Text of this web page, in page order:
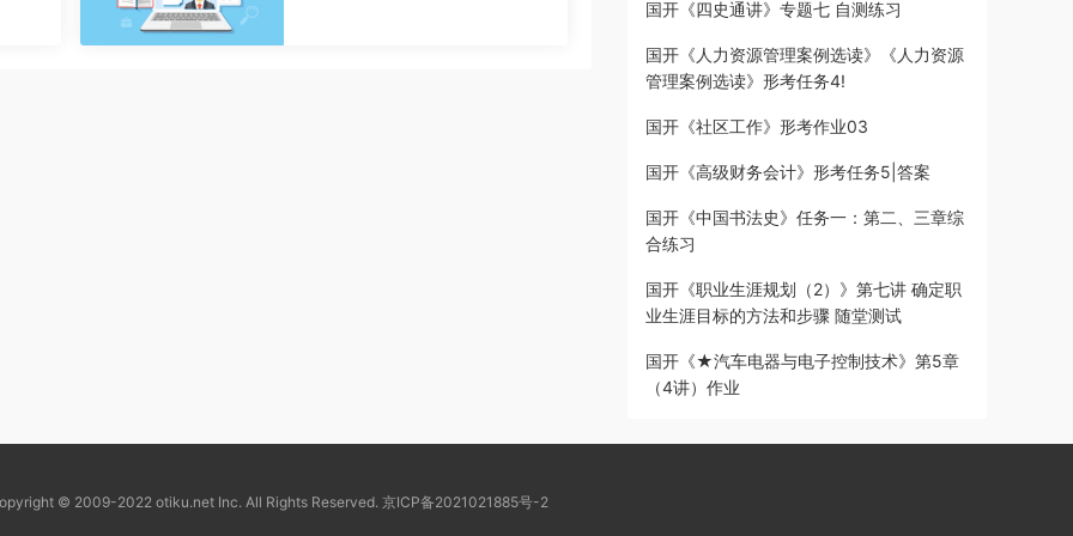
国开《四史通讲》专题七 自测练习
国开《人力资源管理案例选读》《人力资源
管理案例选读》形考任务4!
国开《社区工作》形考作业03
国开《高级财务会计》形考任务5|答案
国开《中国书法史》任务一：第二、三章综
合练习
国开《职业生涯规划（2）》第七讲 确定职
业生涯目标的方法和步骤 随堂测试
国开《★汽车电器与电子控制技术》第5章
（4讲）作业
© 2009-2022 otiku.net Inc. All Rights Reserved. 京ICP备2021021885号-2